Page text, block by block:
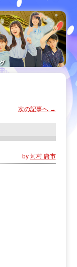
次の記事へ →
by 河村 庸市